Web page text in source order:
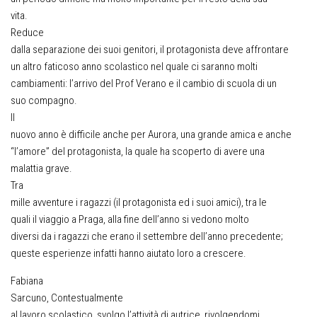
vita.
Reduce
dalla separazione dei suoi genitori, il protagonista deve affrontare
un altro faticoso anno scolastico nel quale ci saranno molti
cambiamenti: l’arrivo del Prof Verano e il cambio di scuola di un
suo compagno.
Il
nuovo anno è difficile anche per Aurora, una grande amica e anche
“l’amore” del protagonista, la quale ha scoperto di avere una
malattia grave.
Tra
mille avventure i ragazzi (il protagonista ed i suoi amici), tra le
quali il viaggio a Praga, alla fine dell’anno si vedono molto
diversi da i ragazzi che erano il settembre dell’anno precedente;
queste esperienze infatti hanno aiutato loro a crescere.
Fabiana
Sarcuno, Contestualmente